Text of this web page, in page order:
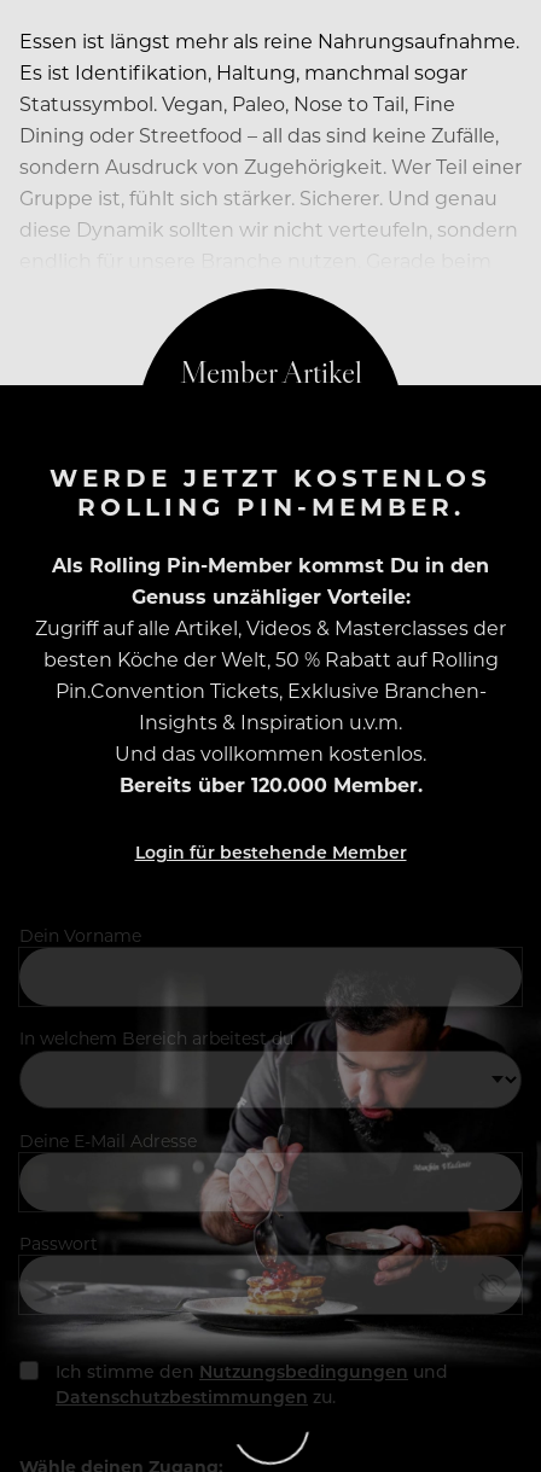
Essen ist längst mehr als reine Nahrungsaufnahme.
Es ist Identifikation, Haltung, manchmal sogar
Statussymbol. Vegan, Paleo, Nose to Tail, Fine
Dining oder Streetfood – all das sind keine Zufälle,
sondern Ausdruck von Zugehörigkeit. Wer Teil einer
Gruppe ist, fühlt sich stärker. Sicherer. Und genau
diese Dynamik sollten wir nicht verteufeln, sondern
Nachwuchs sehe ich hier eine große Lücke.
WERDE JETZT KOSTENLOS
ROLLING PIN-MEMBER.
Als Rolling Pin-Member kommst Du in den
Genuss unzähliger Vorteile:
Zugriff auf alle Artikel, Videos & Masterclasses der
besten Köche der Welt, 50 % Rabatt auf Rolling
Pin.Convention Tickets, Exklusive Branchen-
Insights & Inspiration u.v.m.
Und das vollkommen kostenlos.
Bereits über 120.000 Member.
Login für bestehende Member
Dein Vorname
In welchem Bereich arbeitest du
Deine E-Mail Adresse
Passwort
Ich stimme den Nutzungsbedingungen und
Datenschutzbestimmungen zu.
Wähle deinen Zugang: